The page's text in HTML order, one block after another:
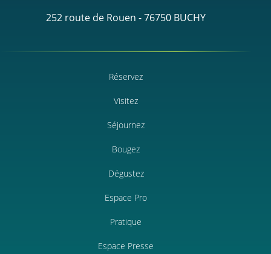
252 route de Rouen - 76750 BUCHY
Réservez
Visitez
Séjournez
Bougez
Dégustez
Espace Pro
Pratique
Espace Presse